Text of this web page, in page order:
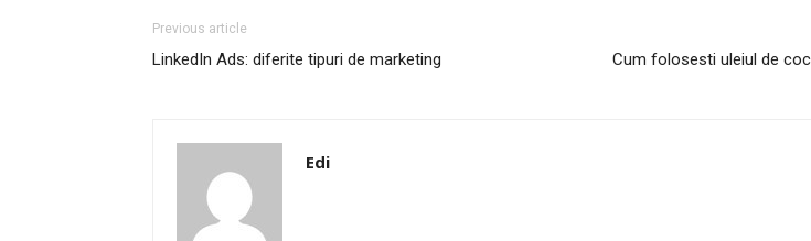
Previous article
LinkedIn Ads: diferite tipuri de marketing Cum folosesti uleiul de
Edi